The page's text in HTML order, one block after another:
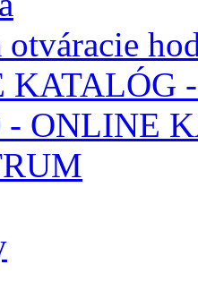
otváracie
KATALÓG
ONLINE